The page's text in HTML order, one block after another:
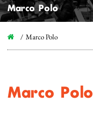
Marco Polo
Marco Polo
Marco Polo